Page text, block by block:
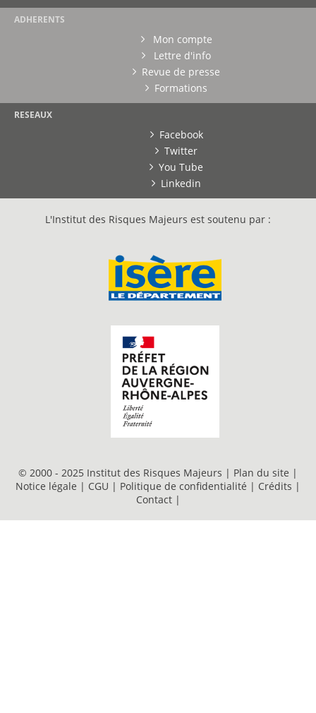
ADHERENTS
Mon compte
Lettre d'info
Revue de presse
Formations
RESEAUX
Facebook
Twitter
You Tube
Linkedin
L'Institut des Risques Majeurs est soutenu par :
© 2000 - 2025 Institut des Risques Majeurs | Plan du site |
Notice légale | CGU | Politique de confidentialité | Crédits |
Contact |